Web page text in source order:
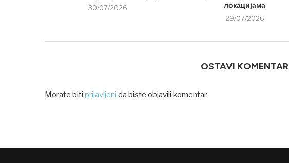
30/07/2026
локацијама
29/07/2026
OSTAVI KOMENTAR
Morate biti prijavljeni da biste objavili komentar.